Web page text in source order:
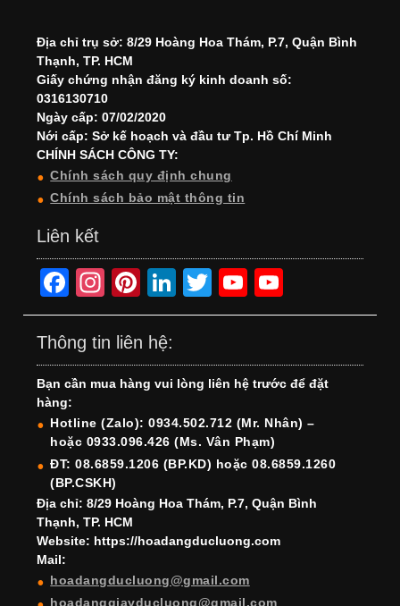
Địa chỉ trụ sở: 8/29 Hoàng Hoa Thám, P.7, Quận Bình
Thạnh, TP. HCM
Giấy chứng nhận đăng ký kinh doanh số:
0316130710
Ngày cấp: 07/02/2020
Nới cấp: Sở kế hoạch và đầu tư Tp. Hồ Chí Minh
CHÍNH SÁCH CÔNG TY:
Chính sách quy định chung
Chính sách bảo mật thông tin
Liên kết
F
a
c
e
b
o
o
k
In
st
a
gr
a
m
Pi
nt
er
e
st
Li
n
e
dI
n
T
wi
er
Y
o
T
u
b
e
o
T
u
b
e
h
Thông tin liên hệ:
Bạn cần mua hàng vui lòng liên hệ trước để đặt
hàng:
Hotline (Zalo): 0934.502.712 (Mr. Nhân) –
hoặc 0933.096.426 (Ms. Vân Phạm)
ĐT: 08.6859.1206 (BP.KD) hoặc 08.6859.1260
(BP.CSKH)
Địa chỉ: 8/29 Hoàng Hoa Thám, P.7, Quận Bình
Thạnh, TP. HCM
Website: https://hoadangducluong.com
Mail:
hoadangducluong@gmail.com
hoadanggiayducluong@gmail.com